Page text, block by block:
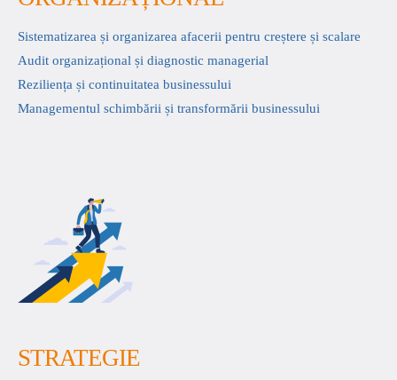
Sistematizarea și organizarea afacerii pentru creștere și scalare
Audit organizațional și diagnostic managerial
Reziliența și continuitatea businessului
Managementul schimbării și transformării businessului
STRATEGIE